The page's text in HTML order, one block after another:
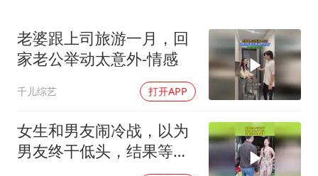
上海大部迎大暴雨
《龙餐馆》 冲奖
蒯曼挺进WTT横滨冠军赛女单四强
构建更高水平的全民健身公共服务体系
老婆跟上司旅游一月，回
家老公举动太意外-情感
千儿综艺 打开APP
女生和男友闹冷战，以为
男友终干低头，结果等来